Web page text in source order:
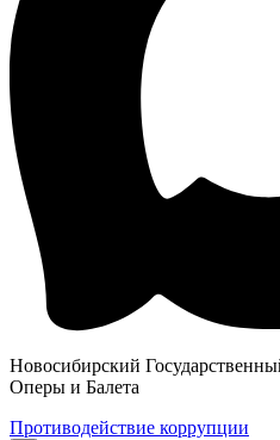
Новосибирский
Оперы и Балета
Противодействие коррупции